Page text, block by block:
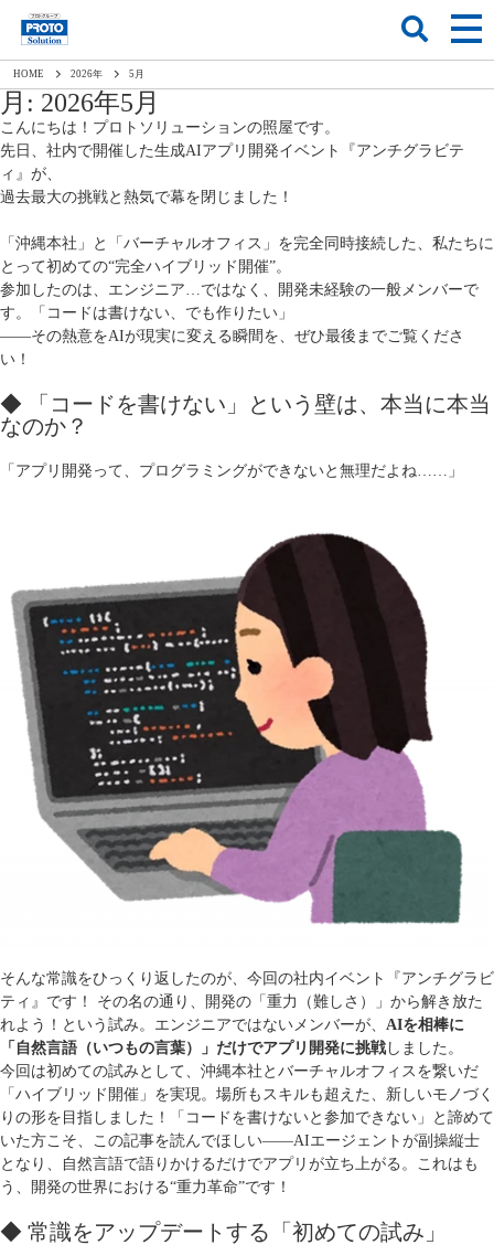
HOME 2026年 5 月
月: 2026年5月
こんにちは！プロトソリューションの照屋です。
先日、社内で開催した生成AIアプリ開発イベント『アンチグラビテ
ィ』が、
過去最大の挑戦と熱気で幕を閉じました！
「沖縄本社」と「バーチャルオフィス」を完全同時接続した、私たちに
とって初めての“完全ハイブリッド開催”。
参加したのは、エンジニア…ではなく、開発未経験の一般メンバーで
す。「コードは書けない、でも作りたい」
――その熱意をAIが現実に変える瞬間を、ぜひ最後までご覧くださ
い！
◆ 「コードを書けない」という壁は、本当に本当
なのか？
「アプリ開発って、プログラミングができないと無理だよね……」
そんな常識をひっくり返したのが、今回の社内イベント『アンチグラビ
ティ』です！ その名の通り、開発の「重力（難しさ）」から解き放た
れよう！という試み。エンジニアではないメンバーが、 AIを相棒に
「自然言語（いつもの言葉）」だけでアプリ開発に挑戦 しました。
今回は初めての試みとして、沖縄本社とバーチャルオフィスを繋いだ
「ハイブリッド開催」を実現。場所もスキルも超えた、新しいモノづく
りの形を目指しました！「コードを書けないと参加できない」と諦めて
いた方こそ、この記事を読んでほしい――AIエージェントが副操縦士
となり、自然言語で語りかけるだけでアプリが立ち上がる。これはも
う、開発の世界における“重力革命”です！
◆ 常識をアップデートする「初めての試み」